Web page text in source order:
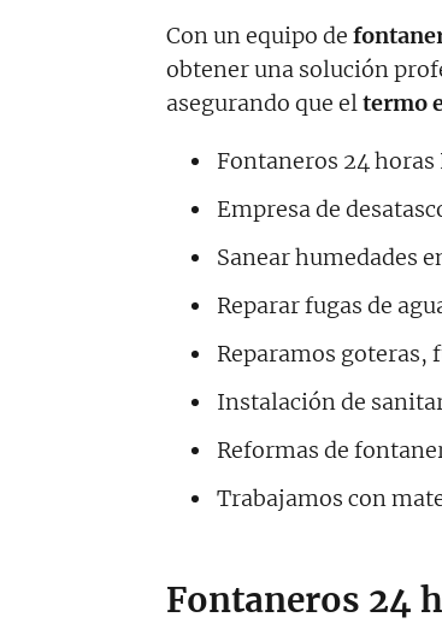
Con un equipo de
obtener una solución
asegurando que eltermo
Fontaneros 24 horas
Empresa de
Sanear humedades
Reparar fugas de
Reparamos goteras,
Instalación de
Reformas de
Trabajamos con
Fontaneros 24